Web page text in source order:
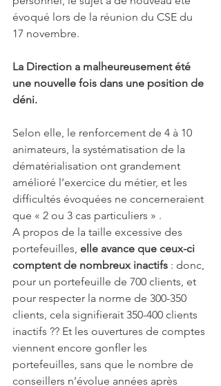
évoqué lors de la réunion du CSE du
17 novembre.
La Direction a malheureusement été
une nouvelle fois dans une position de
déni.
Selon elle, le renforcement de 4 à 10
animateurs, la systématisation de la
dématérialisation ont grandement
amélioré l’exercice du métier, et les
difficultés évoquées ne concerneraient
que « 2 ou 3 cas particuliers » .
A propos de la taille excessive des
portefeuilles, elle avance que ceux-ci
comptent de nombreux inactifs : donc,
pour un portefeuille de 700 clients, et
pour respecter la norme de 300-350
clients, cela signifierait 350-400 clients
inactifs ?? Et les ouvertures de comptes
viennent encore gonfler les
portefeuilles, sans que le nombre de
conseillers n’évolue années après